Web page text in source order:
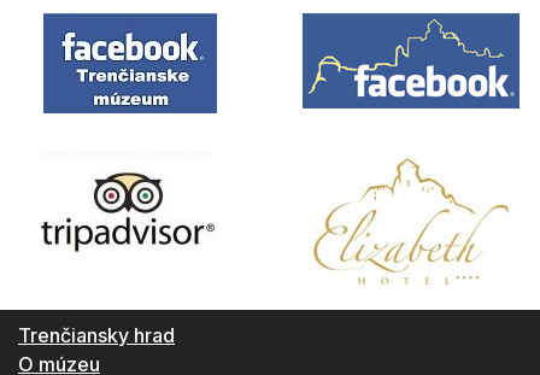
Trenčiansky hrad
O múzeu